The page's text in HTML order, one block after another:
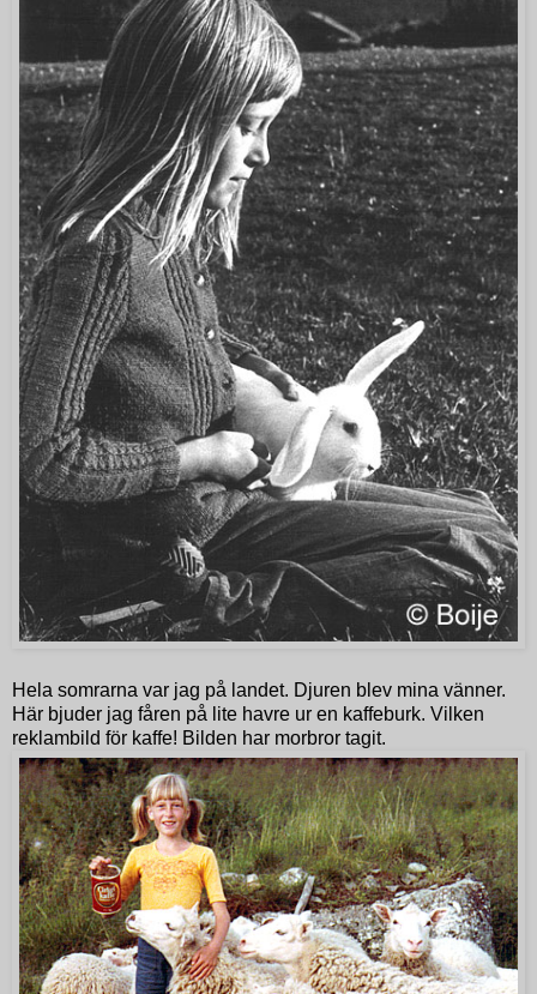
Hela somrarna var jag på landet. Djuren blev mina vänner.
Här bjuder jag fåren på lite havre ur en kaffeburk. Vilken
reklambild för kaffe! Bilden har morbror tagit.